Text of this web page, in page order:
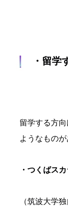
・留学
留学する方
ようなものが
・つくばス
（筑波大学